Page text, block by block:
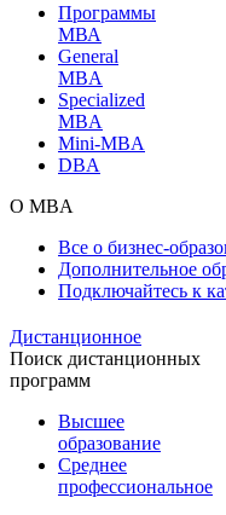
Программы
МВА
General
MBA
Specialized
MBA
Mini-MBA
DBA
О MBA
Все о бизнес-
Дополнительное
Подключайтесь к
Дистанционное
Поиск дистанционных
программ
Высшее
образование
Среднее
профессиональное